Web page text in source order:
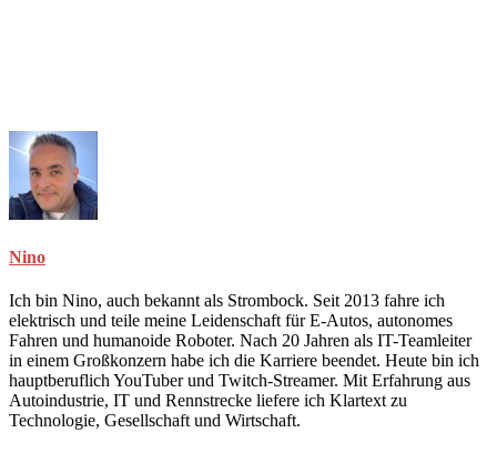
Nino
Ich bin Nino, auch bekannt als Strombock. Seit 2013 fahre ich
elektrisch und teile meine Leidenschaft für E-Autos, autonomes
Fahren und humanoide Roboter. Nach 20 Jahren als IT-Teamleiter
in einem Großkonzern habe ich die Karriere beendet. Heute bin ich
hauptberuflich YouTuber und Twitch-Streamer. Mit Erfahrung aus
Autoindustrie, IT und Rennstrecke liefere ich Klartext zu
Technologie, Gesellschaft und Wirtschaft.